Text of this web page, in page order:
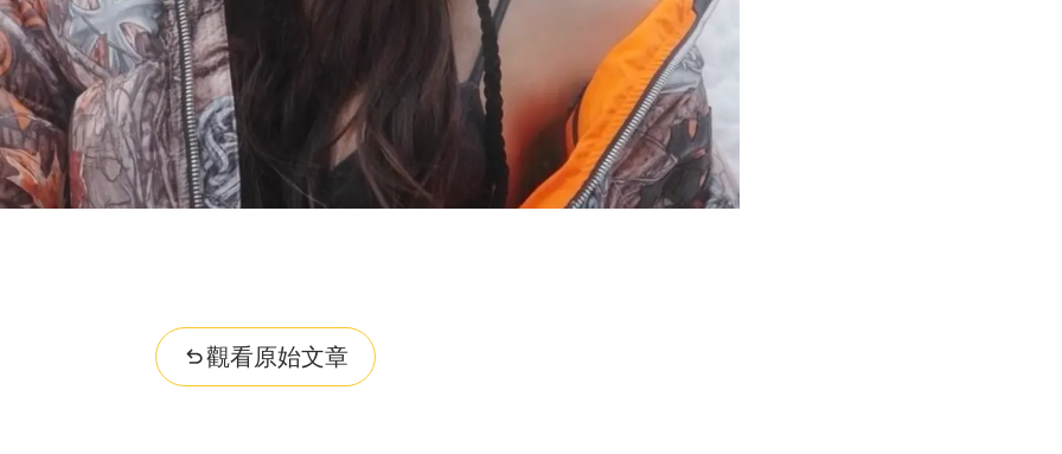
觀看原始文章